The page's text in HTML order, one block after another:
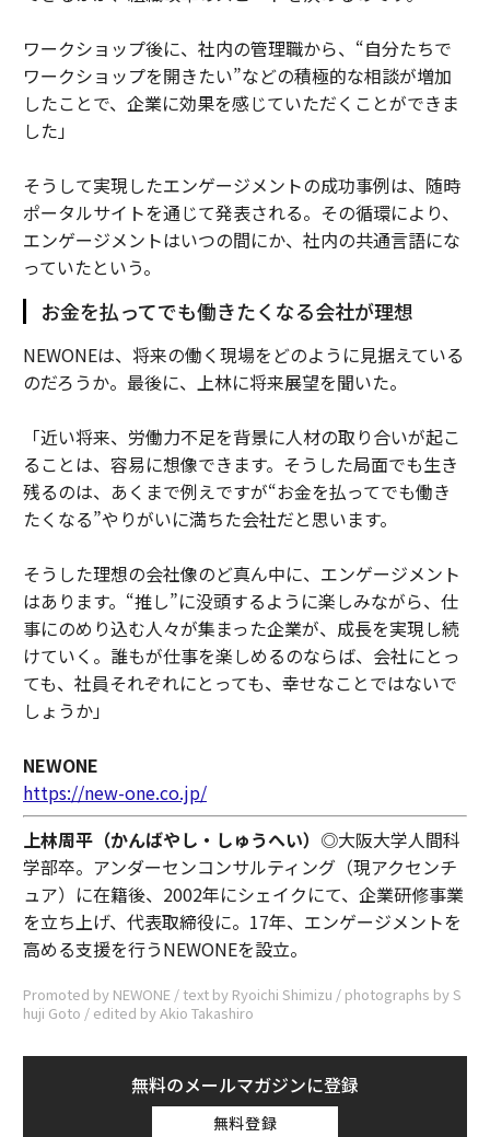
ワークショップ後に、社内の管理職から、“自分たちで
ワークショップを開きたい”などの積極的な相談が増加
したことで、企業に効果を感じていただくことができま
した」
そうして実現したエンゲージメントの成功事例は、随時
ポータルサイトを通じて発表される。その循環により、
エンゲージメントはいつの間にか、社内の共通言語にな
っていたという。
お金を払ってでも働きたくなる会社が理想
NEWONEは、将来の働く現場をどのように見据えている
のだろうか。最後に、上林に将来展望を聞いた。
「近い将来、労働力不足を背景に人材の取り合いが起こ
ることは、容易に想像できます。そうした局面でも生き
残るのは、あくまで例えですが“お金を払ってでも働き
たくなる”やりがいに満ちた会社だと思います。
そうした理想の会社像のど真ん中に、エンゲージメント
はあります。“推し”に没頭するように楽しみながら、仕
事にのめり込む人々が集まった企業が、成長を実現し続
けていく。誰もが仕事を楽しめるのならば、会社にとっ
ても、社員それぞれにとっても、幸せなことではないで
しょうか」
NEWONE
https://new-one.co.jp/
上林周平（かんばやし・しゅうへい） ◎大阪大学人間科
学部卒。アンダーセンコンサルティング（現アクセンチ
ュア）に在籍後、2002年にシェイクにて、企業研修事業
を立ち上げ、代表取締役に。17年、エンゲージメントを
高める支援を行うNEWONEを設立。
Promoted by NEWONE / text by Ryoichi Shimizu / photographs by S
huji Goto / edited by Akio Takashiro
無料のメールマガジンに登録
無料登録